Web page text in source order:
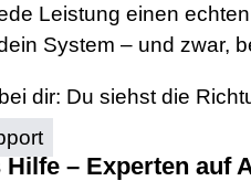
Leistung einen
System – und zwar,
dir: Du siehst die
– Experten auf